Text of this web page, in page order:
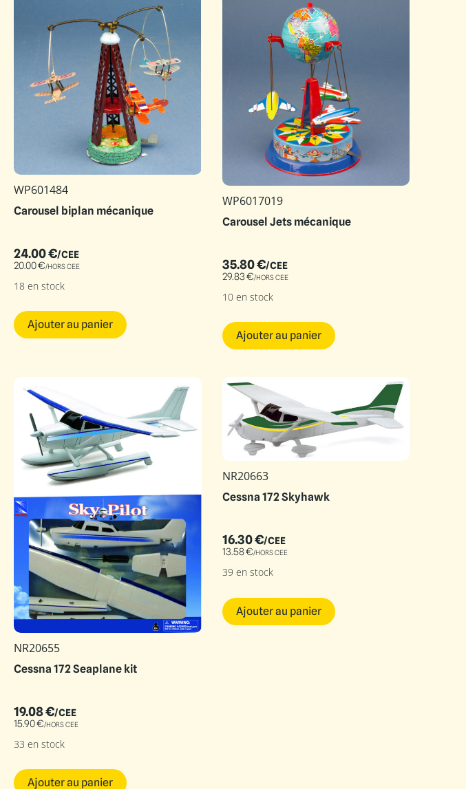
WP601484
Carousel biplan mécanique
24.00€/CEE
20.00€/HORS CEE
18 en stock
Ajouter au panier
WP6017019
Carousel Jets mécanique
35.80€/CEE
29.83€/HORS CEE
10 en stock
Ajouter au panier
NR20655
Cessna 172 Seaplane kit
19.08€/CEE
15.90€/HORS CEE
33 en stock
Ajouter au panier
NR20663
Cessna 172 Skyhawk
16.30€/CEE
13.58€/HORS CEE
39 en stock
Ajouter au panier